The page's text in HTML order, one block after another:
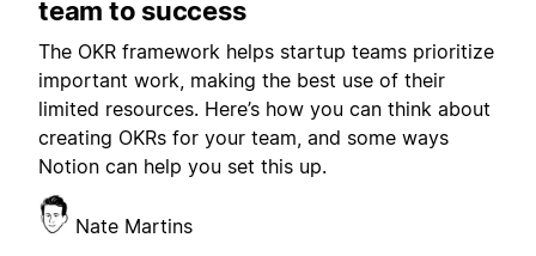
team to success
The OKR framework helps startup teams prioritize
important work, making the best use of their
limited resources. Here’s how you can think about
creating OKRs for your team, and some ways
Notion can help you set this up.
Nate Martins